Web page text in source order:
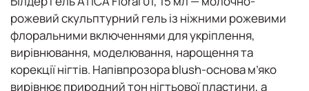
рожевий скульптурний гель із ніжними рожевими
флоральними включеннями дляукріплення,
вирівнювання, моделювання, нарощення та
корекції нігтів. Напівпрозора blush-основа м’яко
вирівнює природний тон нігтьової пластини, а